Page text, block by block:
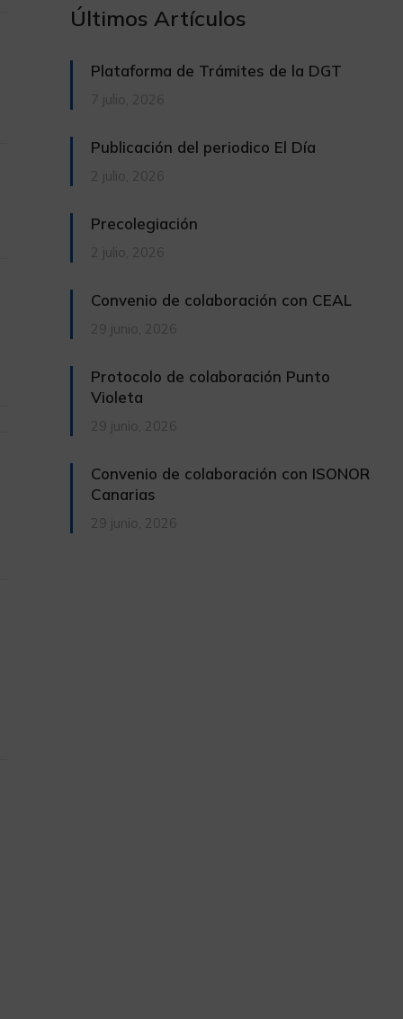
Últimos Artículos
Plataforma de Trámites de la DGT
7 julio, 2026
Publicación del periodico El Día
2 julio, 2026
Precolegiación
2 julio, 2026
Convenio de colaboración con CEAL
29 junio, 2026
Protocolo de colaboración Punto
Violeta
29 junio, 2026
Convenio de colaboración con ISONOR
Canarias
29 junio, 2026